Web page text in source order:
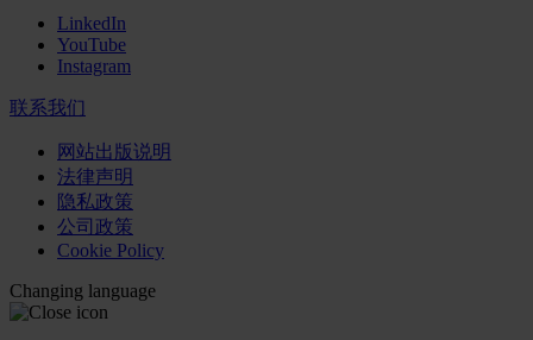
LinkedIn
YouTube
Instagram
联系我们
网站出版说明
法律声明
隐私政策
公司政策
Cookie Policy
Changing language